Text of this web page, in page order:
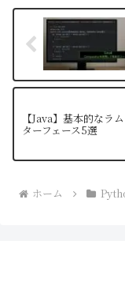
【Java】基本的なラ
ターフェース5選
ホーム